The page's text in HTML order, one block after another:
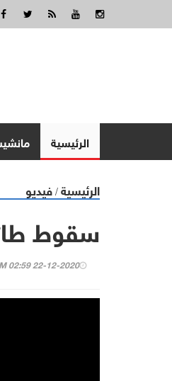
الرئيسية
الرئيسية / فيديو
سقوط
22-12-2020 02:59 AM